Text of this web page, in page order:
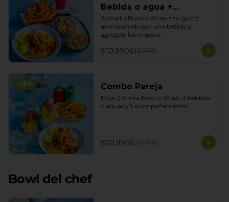
Bebida o agua +
Acompañamiento
Arma tu Bowl o Wrap a tu gusto
acompañado por una bebida y
agregale los mejores
acompañamientos de Tasty Garden!
$10.990$13.740
-13% Combo Pareja
Elige 2 Arma Bowl o Wrap, 2 bebidas
o aguas y 1 acompañamiento
$20.990$23.990
Bowl del chef